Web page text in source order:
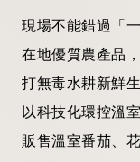
現場不能錯過「
在地優質農產品
打無毒水耕新鮮
以科技化環控溫
販售溫室番茄、